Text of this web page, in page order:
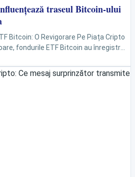
traseul Bitcoin-ului
Bitcoin: O Revigorare Pe Piața Cripto
fondurile ETF Bitcoin au înregistrat